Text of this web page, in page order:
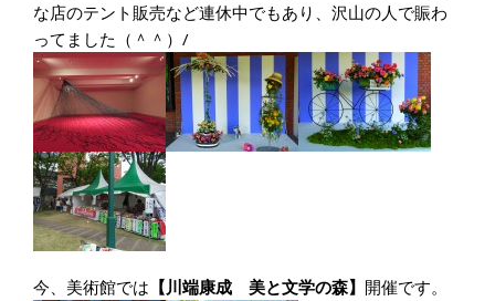
な店のテント販売など連休中でもあり、沢山の人で賑わ
ってました（＾＾）/
今、美術館では 【川端康成 美と文学の森】 開催です。